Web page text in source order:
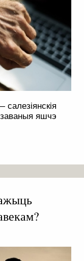
яшчэ